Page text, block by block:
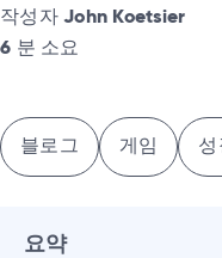
작성자 John Koetsier
6 분 소요
블로그 게임 성
요약